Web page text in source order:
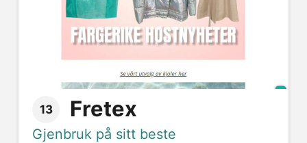
13 Fretex
Gjenbruk på sitt beste